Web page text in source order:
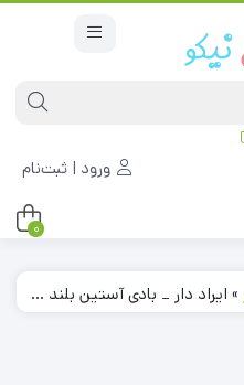
ورود | ثبت‌نام
0
» ایراد دار _ بادی آستین بلند طرح طوسی ملانژ چپ و راستی